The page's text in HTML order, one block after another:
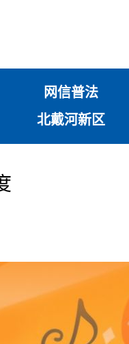
网信普法
北戴河新区